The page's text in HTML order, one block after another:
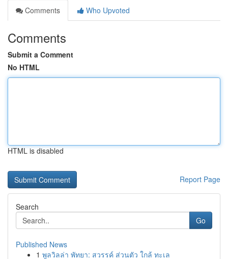
Comments
Who Upvoted
Comments
Submit a Comment
No HTML
HTML is disabled
Report Page
Search
Go
Published News
1 พูลวิลล่า พัทยา: สวรรค์ ส่วนตัว ใกล้ ทะเล